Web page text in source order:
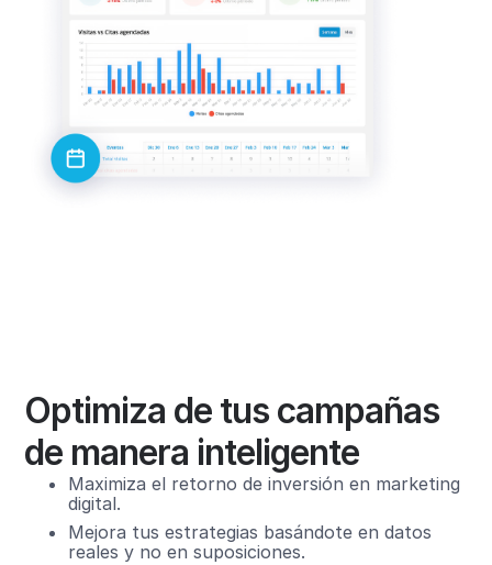
Optimiza de tus campañas
de manera inteligente
Maximiza el retorno de inversión en marketing
digital.
Mejora tus estrategias basándote en datos
reales y no en suposiciones.